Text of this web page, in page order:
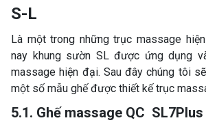
S-L
Là một trong những trục massage
nay khung sườn SL được ứng dụng
massage hiện đại. Sau đây chúng tôi
một số mẫu ghế được thiết kế trục
5.1. Ghế massage QC SL7Plus